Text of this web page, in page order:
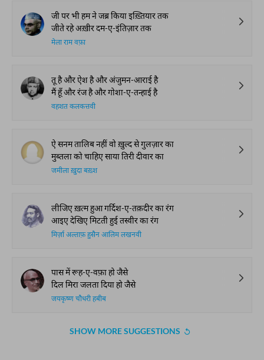
जी पर भी हम ने जब्र किया इख़्तियार तक
जीते रहे अख़ीर दम-ए-इंतिज़ार तक
मेला राम वफ़ा
तू है और ऐश है और अंजुमन-आराई है
मैं हूँ और रंज है और गोशा-ए-तन्हाई है
वहशत कलकत्तवी
ऐ सनम तालिब नहीं वो ख़ुल्द से गुलज़ार का
मुब्तला को चाहिए साया तिरी दीवार का
जमीला ख़ुदा बख़्श
लीजिए ख़त्म हुआ गर्दिश-ए-तक़दीर का रंग
आइए देखिए मिटती हुई तस्वीर का रंग
मिर्ज़ा अल्ताफ़ हुसैन आलिम लखनवी
पास में रूह-ए-वफ़ा हो जैसे
दिल मिरा जलता दिया हो जैसे
जयकृष्ण चौधरी हबीब
SHOW MORE SUGGESTIONS